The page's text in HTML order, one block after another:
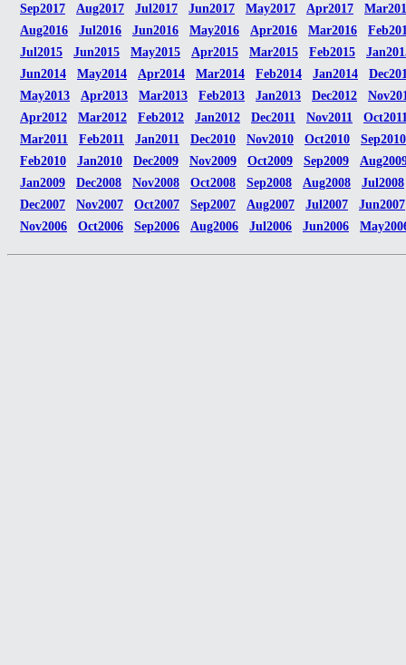
Sep2017
Aug2017 Jul2017 Jun2017 May2017 Apr2017
Aug2016
Jul2016 Jun2016 May2016 Apr2016 Mar2016
Jul2015
Jun2015 May2015 Apr2015 Mar2015 Feb2015
Jun2014
May2014 Apr2014 Mar2014 Feb2014 Jan2014
May2013
Apr2013 Mar2013 Feb2013 Jan2013 Dec2012
Apr2012
Mar2012 Feb2012 Jan2012 Dec2011 Nov2011
Mar2011
Feb2011 Jan2011 Dec2010 Nov2010 Oct2010
Sep2010
Feb2010
Jan2010 Dec2009 Nov2009 Oct2009 Sep2009
Jan2009
Dec2008 Nov2008 Oct2008 Sep2008 Aug2008
Jul2008
Dec2007
Nov2007 Oct2007 Sep2007 Aug2007 Jul2007
Jun2007
Nov2006
Oct2006 Sep2006 Aug2006 Jul2006 Jun2006